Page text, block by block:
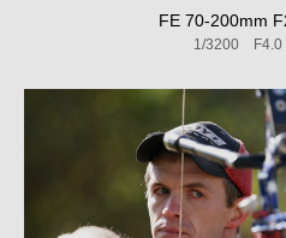
FE 70-200mm
1/3200